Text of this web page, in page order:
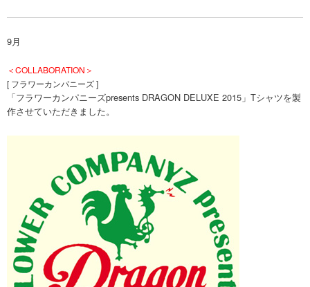
9月
＜COLLABORATION＞
[ フラワーカンパニーズ ]
「フラワーカンパニーズpresents DRAGON DELUXE 2015」Tシャツを製
作させていただきました。